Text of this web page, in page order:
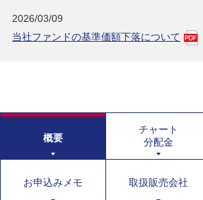
2026/03/09
当社ファンドの基準価額下落について
概要
チャート
分配金
お申込みメモ 取扱販売会社